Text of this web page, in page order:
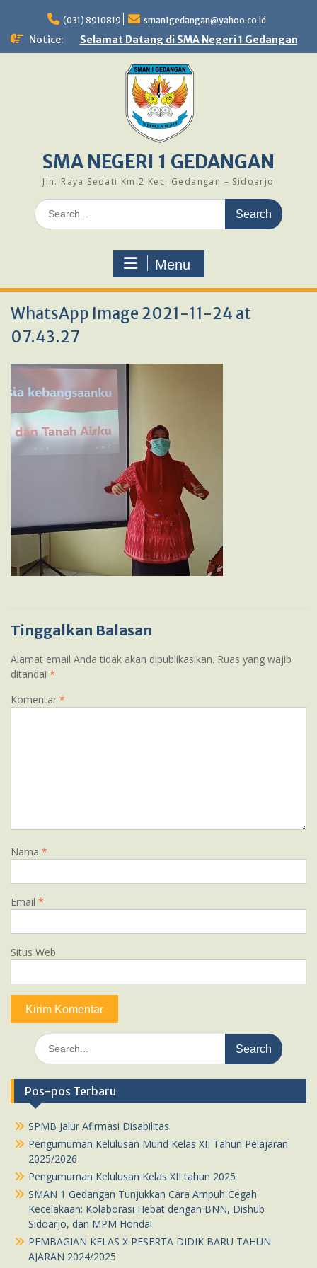
content
(031) 8910819 sman1gedangan@yahoo.co.id
Notice: Selamat Datang di SMA Negeri 1 Gedangan
SMA NEGERI 1 GEDANGAN
Jln. Raya Sedati Km.2 Kec. Gedangan – Sidoarjo
Search
for:
Menu
WhatsApp Image 2021-11-24 at
07.43.27
Tinggalkan Balasan
Alamat email Anda tidak akan dipublikasikan. Ruas yang wajib
ditandai *
Komentar *
Nama *
Email *
Situs Web
Search
for:
Pos-pos Terbaru
SPMB Jalur Afirmasi Disabilitas
Pengumuman Kelulusan Murid Kelas XII Tahun Pelajaran
2025/2026
Pengumuman Kelulusan Kelas XII tahun 2025
SMAN 1 Gedangan Tunjukkan Cara Ampuh Cegah
Kecelakaan: Kolaborasi Hebat dengan BNN, Dishub
Sidoarjo, dan MPM Honda!
PEMBAGIAN KELAS X PESERTA DIDIK BARU TAHUN
AJARAN 2024/2025